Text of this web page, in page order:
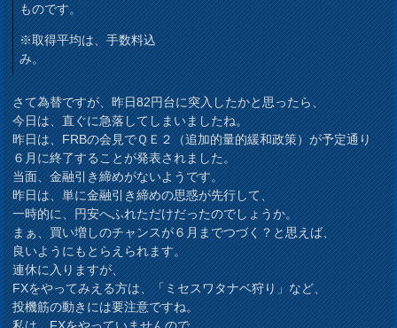
ものです。
※取得平均は、手数料込
み。
さて為替ですが、昨日82円台に突入したかと思ったら、
今日は、直ぐに急落してしまいましたね。
昨日は、FRBの会見でＱＥ２（追加的量的緩和政策）が予定通り
６月に終了することが発表されました。
当面、金融引き締めがないようです。
昨日は、単に金融引き締めの思惑が先行して、
一時的に、円安へふれただけだったのでしょうか。
まぁ、買い増しのチャンスが６月までつづく？と思えば、
良いようにもとらえられます。
連休に入りますが、
FXをやってみえる方は、「ミセスワタナベ狩り」など、
投機筋の動きには要注意ですね。
私は、FXをやっていませんので、